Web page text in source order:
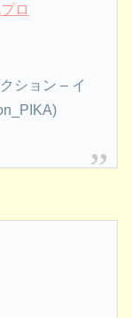
ロ
ション – イ